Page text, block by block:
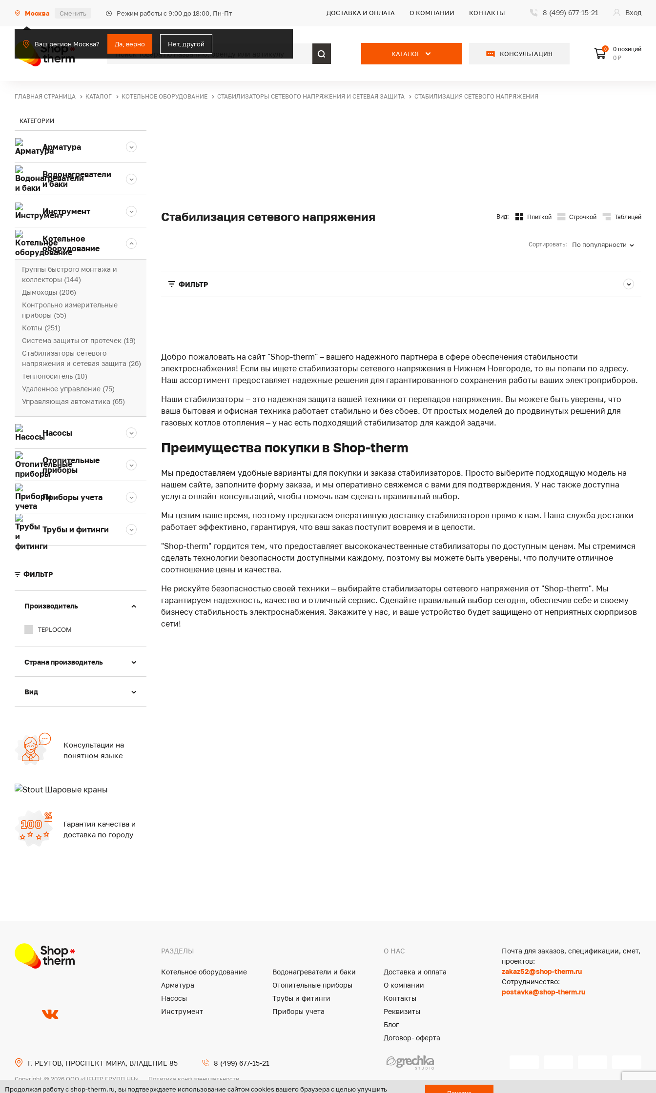
Москва Сменить Режим работы с 9:00 до 18:00, Пн-Пт
Ваш регион Москва? Да, верно Нет, другой
ДОСТАВКА И ОПЛАТА О КОМПАНИИ КОНТАКТЫ 8 (499) 677-15-21 Вход
КАТАЛОГ КОНСУЛЬТАЦИЯ
0
0 позиций
0 ₽
ГЛАВНАЯ СТРАНИЦА КАТАЛОГ КОТЕЛЬНОЕ ОБОРУДОВАНИЕ СТАБИЛИЗАТОРЫ СЕТЕВОГО НАПРЯЖЕНИЯ И СЕТЕВАЯ ЗАЩИТА СТАБИЛИЗАЦИЯ СЕТЕВОГО НАПРЯЖЕНИЯ
КАТЕГОРИИ
Арматура
Водонагреватели
и баки
Инструмент
Котельное
оборудование
Группы быстрого монтажа и
коллекторы (144)
Дымоходы (206)
Контрольно измерительные
приборы (55)
Котлы (251)
Система защиты от протечек (19)
Стабилизаторы сетевого
напряжения и сетевая защита (26)
Теплоноситель (10)
Удаленное управление (75)
Управляющая автоматика (65)
Насосы
Отопительные
приборы
Приборы учета
Трубы и фитинги
ФИЛЬТР
Производитель
TEPLOCOM
Страна производитель
Вид
Консультации на
понятном языке
Гарантия качества и
доставка по городу
Стабилизация сетевого напряжения Вид: Плиткой Строчкой Таблицей
Сортировать: По популярности
ФИЛЬТР
Добро пожаловать на сайт "Shop-therm" – вашего надежного партнера в сфере обеспечения стабильности
электроснабжения! Если вы ищете стабилизаторы сетевого напряжения в Нижнем Новгороде, то вы попали по адресу.
Наш ассортимент предоставляет надежные решения для гарантированного сохранения работы ваших электроприборов.
Наши стабилизаторы – это надежная защита вашей техники от перепадов напряжения. Вы можете быть уверены, что
ваша бытовая и офисная техника работает стабильно и без сбоев. От простых моделей до продвинутых решений для
газовых котлов отопления – у нас есть подходящий стабилизатор для каждой задачи.
Преимущества покупки в Shop-therm
Мы предоставляем удобные варианты для покупки и заказа стабилизаторов. Просто выберите подходящую модель на
нашем сайте, заполните форму заказа, и мы оперативно свяжемся с вами для подтверждения. У нас также доступна
услуга онлайн-консультаций, чтобы помочь вам сделать правильный выбор.
Мы ценим ваше время, поэтому предлагаем оперативную доставку стабилизаторов прямо к вам. Наша служба доставки
работает эффективно, гарантируя, что ваш заказ поступит вовремя и в целости.
"Shop-therm" гордится тем, что предоставляет высококачественные стабилизаторы по доступным ценам. Мы стремимся
сделать технологии безопасности доступными каждому, поэтому вы можете быть уверены, что получите отличное
соотношение цены и качества.
Не рискуйте безопасностью своей техники – выбирайте стабилизаторы сетевого напряжения от "Shop-therm". Мы
гарантируем надежность, качество и отличный сервис. Сделайте правильный выбор сегодня, обеспечив себе и своему
бизнесу стабильность электроснабжения. Закажите у нас, и ваше устройство будет защищено от неприятных сюрпризов
сети!
РАЗДЕЛЫ
Котельное оборудование
Водонагреватели и баки
Арматура
Отопительные приборы
Насосы
Трубы и фитинги
Инструмент
Приборы учета
О НАС
Доставка и оплата
О компании
Контакты
Реквизиты
Блог
Договор- оферта
Почта для заказов, спецификации, смет,
проектов:
zakaz52@shop-therm.ru
Сотрудничество:
postavka@shop-therm.ru
Г. РЕУТОВ, ПРОСПЕКТ МИРА, ВЛАДЕНИЕ 85 8 (499) 677-15-21
Copyright @ 2026 ООО «ЦЕНТР ГРУПП НН» Политика конфиденциальности
Продолжая работу с shop-therm.ru, вы подтверждаете использование сайтом cookies вашего браузера с целью улучшить